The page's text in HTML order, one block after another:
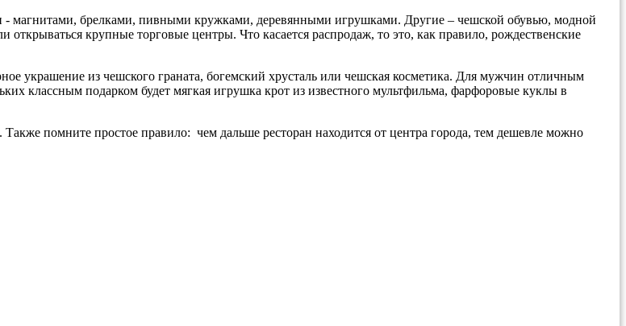
магнитами, брелками, пивными кружками, деревянными игрушками. Другие – чешской обувью, модной
крупные торговые центры. Что касается распродаж, то это, как правило, рождественские
украшение из чешского граната, богемский хрусталь или чешская косметика. Для мужчин отличным
классным подарком будет мягкая игрушка крот из известного мультфильма, фарфоровые куклы в
помните простое правило: чем дальше ресторан находится от центра города, тем дешевле можно